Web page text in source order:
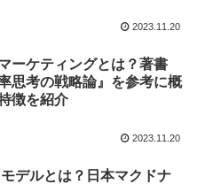
2023.11.20
ーケティングとは？著書
率思考の戦略論』を参考に概
徴を紹介
2023.11.20
デルとは？日本マクドナ